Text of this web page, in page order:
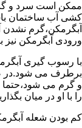
ممکن است سرد و
کشی آب ساختمان
آبگرمکن،گرم
ورودی آبگرمکن نیز
با رسوب گیری
برطرف می شود.در
و گرم می شود،حتما
را با او در میان
کم بودن شعله